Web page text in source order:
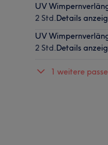
UV
2 Std.Details
UV
2 Std.Details
1 weitere